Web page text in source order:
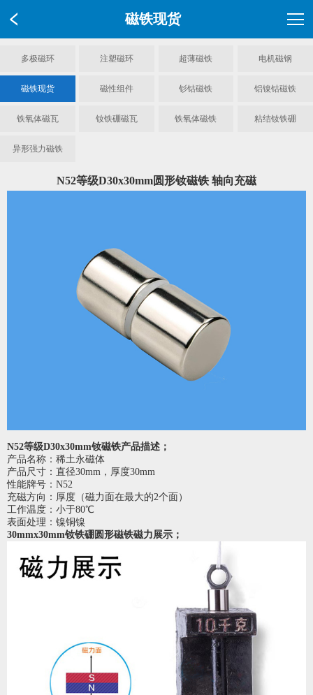
磁铁现货
多极磁环 注塑磁环 超薄磁铁 电机磁钢
磁铁现货 磁性组件 钐钴磁铁 铝镍钴磁铁
铁氧体磁瓦 钕铁硼磁瓦 铁氧体磁铁 粘结钕铁硼
异形强力磁铁
N52等级D30x30mm圆形钕磁铁 轴向充磁
N52等级D30x30mm钕磁铁产品描述；
产品名称：稀土永磁体
产品尺寸：直径30mm，厚度30mm
性能牌号：N52
充磁方向：厚度（磁力面在最大的2个面）
工作温度：小于80℃
表面处理：镍铜镍
30mmx30mm钕铁硼圆形磁铁磁力展示；